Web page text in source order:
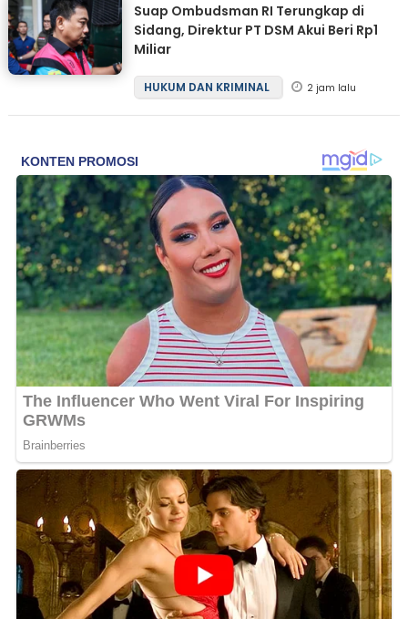
Suap Ombudsman RI Terungkap di
Sidang, Direktur PT DSM Akui Beri Rp1
Miliar
HUKUM DAN KRIMINAL 2 jam lalu